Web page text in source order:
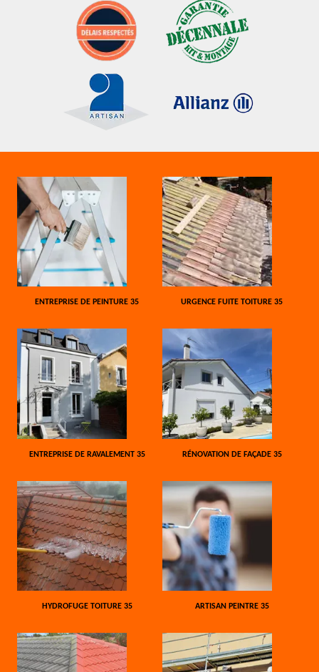
ENTREPRISE DE PEINTURE 35 URGENCE FUITE TOITURE 35
ENTREPRISE DE RAVALEMENT 35 RÉNOVATION DE FAÇADE 35
HYDROFUGE TOITURE 35 ARTISAN PEINTRE 35